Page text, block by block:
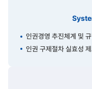
인권경영 추진체계 및
인권 구제절차 실효성